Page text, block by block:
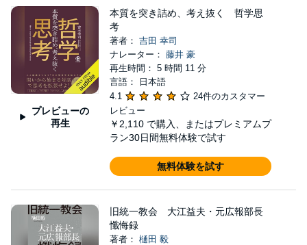
プレビューの
再生
本質を突き詰め、考え抜く 哲学思
考
著者： 吉田 幸司
ナレーター： 藤井 豪
再生時間： 5 時間 11 分
言語： 日本語
4.1
24件のカスタマー
レビュー
￥2,110 で購入、またはプレミアムプ
ラン30日間無料体験で試す
無料体験を試す
旧統一教会 大江益夫・元広報部長
懺悔録
著者： 樋田 毅